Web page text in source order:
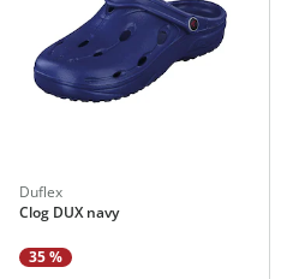
Duflex
Clog DUX navy
35 %